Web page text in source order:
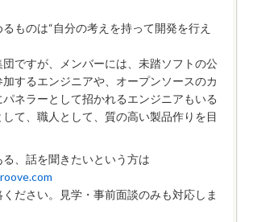
ものは“自分の考えを持って開発を行え
ですが、メンバーには、未踏ソフトの公
するエンジニアや、オープンソースのカ
パネラーとして招かれるエンジニアもいる
て、職人として、質の高い製品作りを目
、話を聞きたいという方は
ださい。見学・事前面談のみも対応しま